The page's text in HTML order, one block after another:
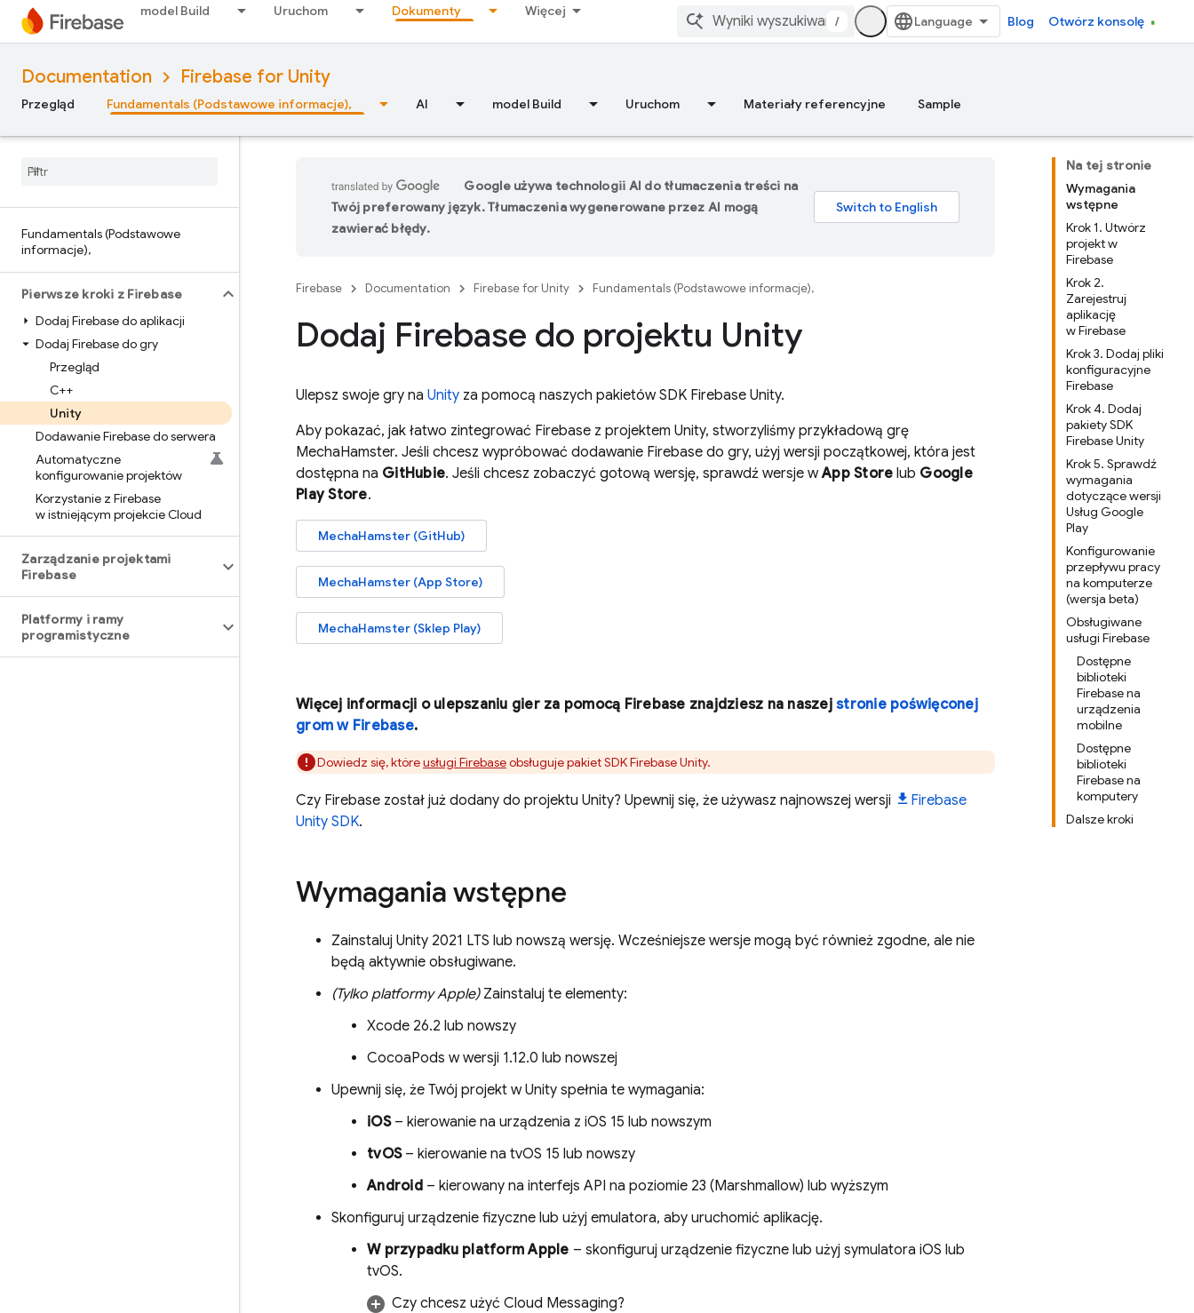
model Build Uruchom Dokumenty Więcej
/ Blog Otwórz konsolę
Documentation Firebase for Unity
Przegląd Fundamentals (Podstawowe informacje), AI model Build Uruchom Materiały referencyjne Sample
Fundamentals (Podstawowe
informacje),
Pierwsze kroki z Firebase
Dodaj Firebase do aplikacji
Dodaj Firebase do gry
Przegląd
C++
Unity
Dodawanie Firebase do serwera
Automatyczne
konfigurowanie projektów
Korzystanie z Firebase
w istniejącym projekcie Cloud
Zarządzanie projektami
Firebase
Platformy i ramy
programistyczne
Na tej stronie
Wymagania
wstępne
Krok 1. Utwórz
projekt w
Firebase
Krok 2.
Zarejestruj
aplikację
w Firebase
Krok 3. Dodaj pliki
konfiguracyjne
Firebase
Krok 4. Dodaj
pakiety SDK
Firebase Unity
Krok 5. Sprawdź
wymagania
dotyczące wersji
Usług Google
Play
Konfigurowanie
przepływu pracy
na komputerze
(wersja beta)
Obsługiwane
usługi Firebase
Dostępne
biblioteki
Firebase na
urządzenia
mobilne
Dostępne
biblioteki
Firebase na
komputery
Dalsze kroki
Google używa technologii AI do tłumaczenia treści na
Twój preferowany język. Tłumaczenia wygenerowane przez AI mogą
zawierać błędy.
Firebase Documentation Firebase for Unity Fundamentals (Podstawowe informacje),
Dodaj Firebase do projektu Unity
Ulepsz swoje gry na Unity za pomocą naszych pakietów SDK Firebase Unity.
Aby pokazać, jak łatwo zintegrować Firebase z projektem Unity, stworzyliśmy przykładową grę
MechaHamster. Jeśli chcesz wypróbować dodawanie Firebase do gry, użyj wersji początkowej, która jest
dostępna na GitHubie. Jeśli chcesz zobaczyć gotową wersję, sprawdź wersje wApp Store lub Google
PlayStore.
MechaHamster (GitHub)
MechaHamster (App Store)
MechaHamster (Sklep Play)
Więcej informacji o ulepszaniu gier za pomocą Firebase znajdziesz na naszej stronie poświęconej
grom w Firebase.
Dowiedz się, któreusługi Firebaseobsługuje pakiet SDKFirebaseUnity.
Czy Firebase został już dodany do projektu Unity? Upewnij się, że używasz najnowszej wersji
Firebase
Unity SDK.
Wymagania wstępne
Zainstaluj Unity 2021 LTS lub nowszą wersję. Wcześniejsze wersje mogą być również zgodne, ale nie
będą aktywnie obsługiwane.
(Tylko platformy Apple)Zainstaluj te elementy:
Xcode 26.2 lub nowszy
CocoaPods w wersji 1.12.0 lub nowszej
Upewnij się, że Twój projekt w Unity spełnia te wymagania:
iOS– kierowanie na urządzenia z iOS 15 lub nowszym
tvOS– kierowanie na tvOS 15 lub nowszy
Android– kierowany na interfejs API na poziomie 23 (Marshmallow) lub wyższym
Skonfiguruj urządzenie fizyczne lub użyj emulatora, aby uruchomić aplikację.
W przypadku platform Apple – skonfiguruj urządzenie fizyczne lub użyj symulatora iOS lub
tvOS.
Czy chcesz użyć Cloud Messaging?